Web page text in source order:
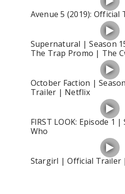
Avenue 5 (2019):
Supernatural | Season
The Trap Promo | The
October Faction |
Trailer | Netflix
FIRST LOOK: Episode 1
Who
Stargirl | Official Trailer